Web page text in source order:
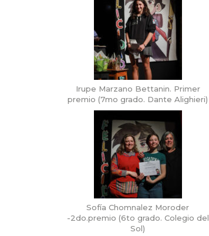
Irupe Marzano Bettanin. Primer
premio (7mo grado. Dante Alighieri)
Sofía Chomnalez Moroder
-2do.premio (6to grado. Colegio del
Sol)